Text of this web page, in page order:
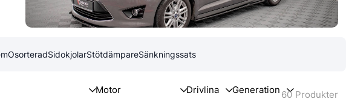
OsorteradSidokjolarStötdämpareSänkningssats
60 Produkter